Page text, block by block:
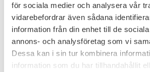
för sociala medier och analysera vår
vidarebefordrar även sådana
information från din enhet till de
annons- och analysföretag som vi
Dessa kan i sin tur kombinera
information som du har tillhandahållit
Beachvolley
Tidigt varje morgon innan våra
rensas stranden noga för att vara
ny dag nalkas och det är dags för
att i sakta mak glida ner för ännu
mellan tårna.